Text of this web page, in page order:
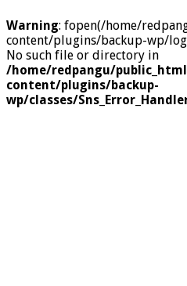
Warning: fopen(/home/
content/plugins/backup-wp/
No such file or directory in
/home/redpangu/
content/plugins/backup-
wp/classes/